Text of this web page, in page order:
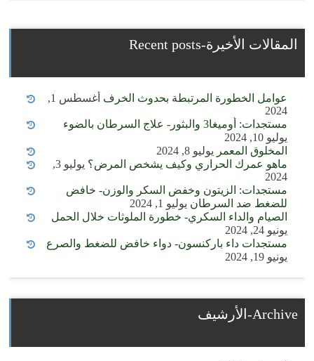
المقالات الأخيرة-Recent posts
عوامل الخطورة المرتبطة بحدوث الخرف
أغسطس 1,
2024
مستجدات: أوميغا3 والبثور- علاج السرطان بالضوء
يوليو 10, 2024
المخلوق المعمر يوليو 8, 2024
ماهو عمرك الحراري وكيف يشخص المرض؟
يوليو 3,
2024
مستجدات: الزيتون وخفض السكر والوزن- خافض
للضغط ضد السرطان يوليو 1, 2024
الصيام والداء السكري- خطورة الملوثات خلال الحمل
يونيو 24, 2024
مستجدات داء باركنسون- دواء خافض للضغط والصرع
يونيو 19, 2024
Archive-الأرشيف